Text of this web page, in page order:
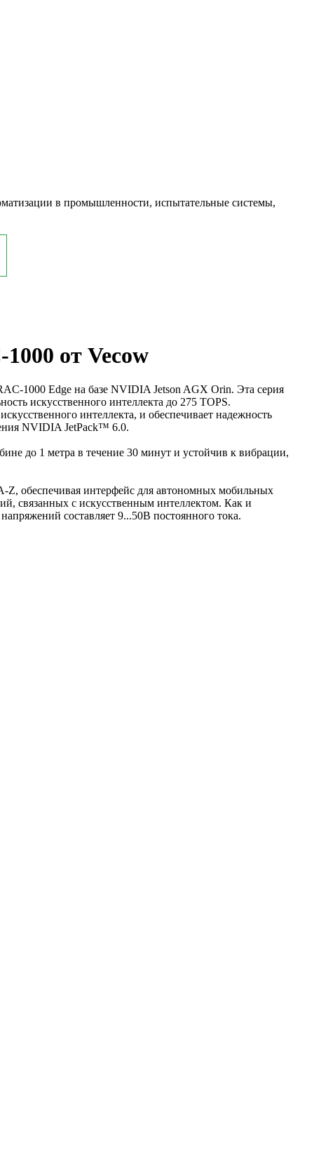
в промышленности, испытательные системы,
от Vecow
1000 Edge на базе NVIDIA Jetson AGX Orin. Эта серия
искусственного интеллекта до 275 TOPS.
интеллекта, и обеспечивает надежность
NVIDIA JetPack™ 6.0.
до 1 метра в течение 30 минут и устойчив к вибрации,
Z, обеспечивая интерфейс для автономных мобильных
связанных с искусственным интеллектом. Как и
составляет 9...50В постоянного тока.